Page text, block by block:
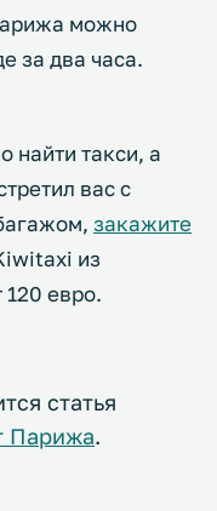
можно
за два часа.
найти такси, а
вас с
закажите
из
евро.
статья
Парижа.